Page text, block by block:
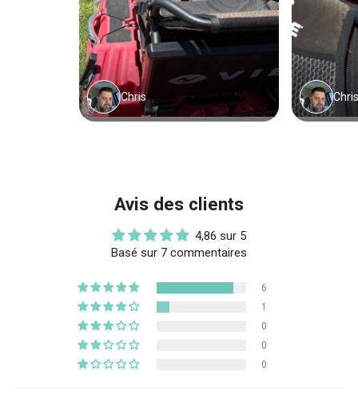
Avis des clients
4,86 sur 5
Basé sur 7 commentaires
6
1
0
0
0